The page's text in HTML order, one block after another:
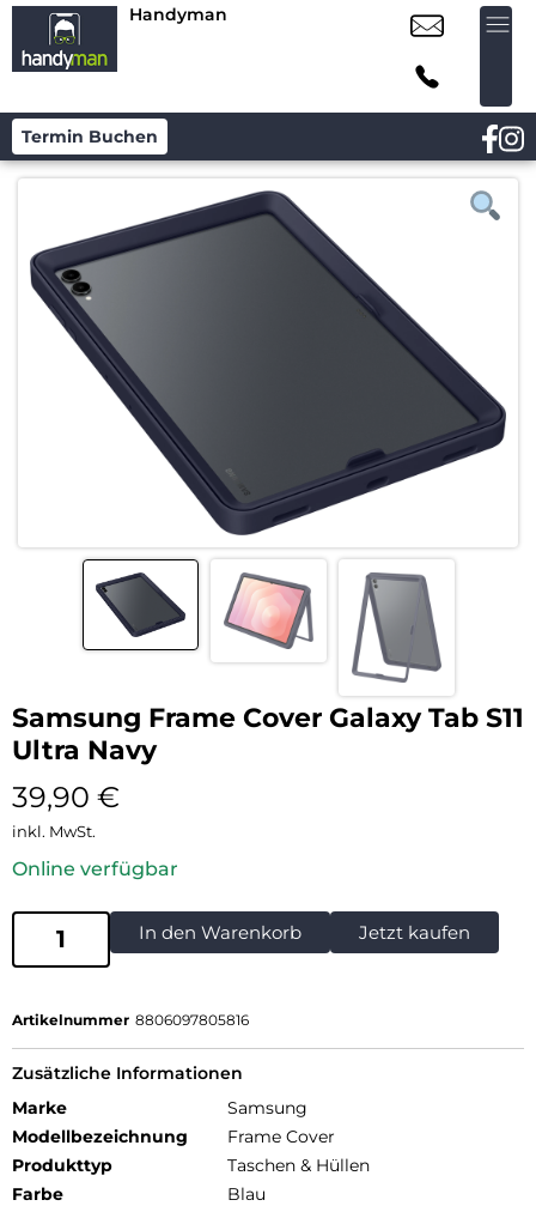
Handyman
Termin Buchen
Samsung Frame Cover Galaxy Tab S11
Ultra Navy
39,90 €
inkl. MwSt.
Online verfügbar
In den Warenkorb Jetzt kaufen
Artikelnummer 8806097805816
Zusätzliche Informationen
Marke
Samsung
Modellbezeichnung
Frame Cover
Produkttyp
Taschen & Hüllen
Farbe
Blau